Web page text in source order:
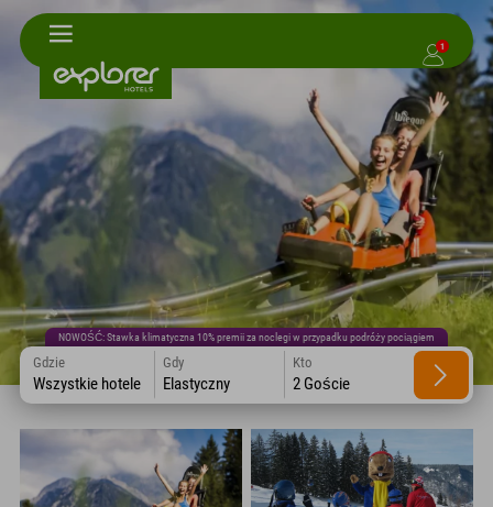
1
NOWOŚĆ: Stawka klimatyczna 10% premii za noclegi w przypadku podróży pociągiem
Gdzie
Wszystkie hotele
Gdy
Elastyczny
Kto
2 Goście